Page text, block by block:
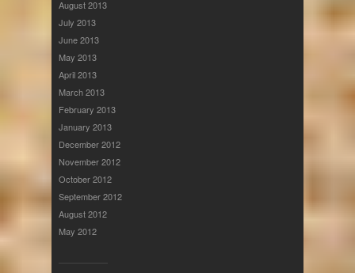
August 2013
July 2013
June 2013
May 2013
April 2013
March 2013
February 2013
January 2013
December 2012
November 2012
October 2012
September 2012
August 2012
May 2012